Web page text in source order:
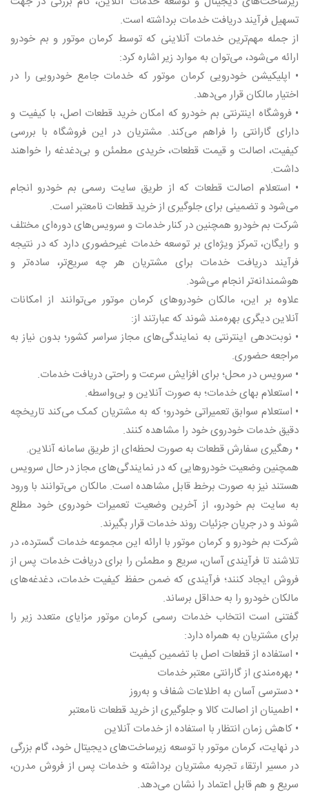
تسهیل فرآیند دریافت خدمات برداشته است.
از جمله مهم‌ترین خدمات آنلاینی که توسط کرمان موتور و بم خودرو
ارائه می‌شود، می‌توان به موارد زیر اشاره کرد:
• اپلیکیشن خودرویی کرمان موتور که خدمات جامع خودرویی را در
اختیار مالکان قرار می‌دهد.
• فروشگاه اینترنتی بم خودرو که امکان خرید قطعات اصل، با کیفیت و
دارای گارانتی را فراهم می‌کند. مشتریان در این فروشگاه با بررسی
کیفیت، اصالت و قیمت قطعات، خریدی مطمئن و بی‌دغدغه را خواهند
داشت.
• استعلام اصالت قطعات که از طریق سایت رسمی بم خودرو انجام
می‌شود و تضمینی برای جلوگیری از خرید قطعات نامعتبر است.
شرکت بم خودرو همچنین در کنار خدمات و سرویس‌های دوره‌ای مختلف
و رایگان، تمرکز ویژه‌ای بر توسعه خدمات غیرحضوری دارد که در نتیجه
فرآیند دریافت خدمات برای مشتریان هر چه سریع‌تر، ساده‌تر و
هوشمندانه‌تر انجام می‌شود.
علاوه بر این، مالکان خودروهای کرمان موتور می‌توانند از امکانات
آنلاین دیگری بهره‌مند شوند که عبارتند از:
• نوبت‌دهی اینترنتی به نمایندگی‌های مجاز سراسر کشور؛ بدون نیاز به
مراجعه حضوری.
• سرویس در محل؛ برای افزایش سرعت و راحتی دریافت خدمات.
• استعلام بهای خدمات؛ به صورت آنلاین و بی‌واسطه.
• استعلام سوابق تعمیراتی خودرو؛ که به مشتریان کمک می‌کند تاریخچه
دقیق خدمات خودروی خود را مشاهده کنند.
• رهگیری سفارش قطعات به صورت لحظه‌ای از طریق سامانه آنلاین.
همچنین وضعیت خودروهایی که در نمایندگی‌های مجاز در حال سرویس
هستند نیز به صورت برخط قابل مشاهده است. مالکان می‌توانند با ورود
به سایت بم خودرو، از آخرین وضعیت تعمیرات خودروی خود مطلع
شوند و در جریان جزئیات روند خدمات قرار بگیرند.
شرکت بم خودرو و کرمان موتور با ارائه این مجموعه خدمات گسترده، در
تلاشند تا فرآیندی آسان، سریع و مطمئن را برای دریافت خدمات پس از
فروش ایجاد کنند؛ فرآیندی که ضمن حفظ کیفیت خدمات، دغدغه‌های
مالکان خودرو را به حداقل برساند.
گفتنی است انتخاب خدمات رسمی کرمان موتور مزایای متعدد زیر را
برای مشتریان به همراه دارد:
• استفاده از قطعات اصل با تضمین کیفیت
• بهره‌مندی از گارانتی معتبر خدمات
• دسترسی آسان به اطلاعات شفاف و به‌روز
• اطمینان از اصالت کالا و جلوگیری از خرید قطعات نامعتبر
• کاهش زمان انتظار با استفاده از خدمات آنلاین
در نهایت، کرمان موتور با توسعه زیرساخت‌های دیجیتال خود، گام بزرگی
در مسیر ارتقاء تجربه مشتریان برداشته و خدمات پس از فروش مدرن،
سریع و هم قابل اعتماد را نشان می‌دهد.